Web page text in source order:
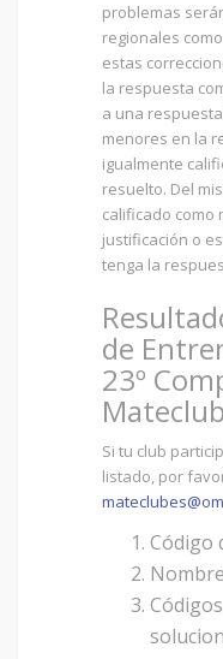
problemas
regionales
estas
la respuesta
a una
menores en la
igualmente
resuelto. Del
calificado como
justificación o
tenga la
de
23º
Si tu club
listado, por
Código